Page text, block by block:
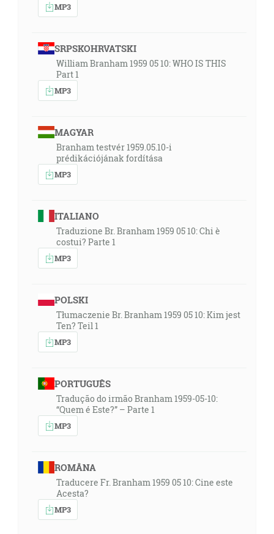
MP3
SRPSKOHRVATSKI
William Branham 1959 05 10: WHO IS THIS
Part 1
MP3
MAGYAR
Branham testvér 1959.05.10-i
prédikációjának fordítása
MP3
ITALIANO
Traduzione Br. Branham 1959 05 10: Chi è
costui? Parte 1
MP3
POLSKI
Tłumaczenie Br. Branham 1959 05 10: Kim jest
Ten? Teil 1
MP3
PORTUGUÊS
Tradução do irmão Branham 1959-05-10:
“Quem é Este?” – Parte 1
MP3
ROMÂNA
Traducere Fr. Branham 1959 05 10: Cine este
Acesta?
MP3